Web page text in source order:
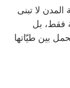
لا تبنى
فقط، بل
بين طيّاتها